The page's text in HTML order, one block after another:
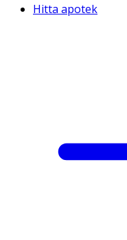
Hitta apotek